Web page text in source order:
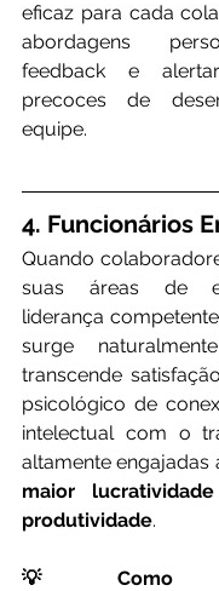
eficaz para cada
abordagens
feedback e
precoces de
equipe.
4. Funcionários
Quando
suas áreas de
liderança
surge
transcende
psicológico de
intelectual com o
altamente engajadas
maior lucratividade
produtividade.